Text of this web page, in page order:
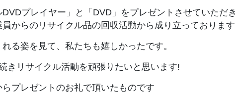
プレイヤー」と「DVD」をプレゼントさせていただ
からのリサイクル品の回収活動から成り立っております
る姿を見て、私たちも嬉しかったです。
きリサイクル活動を頑張りたいと思います!
プレゼントのお礼で頂いたものです